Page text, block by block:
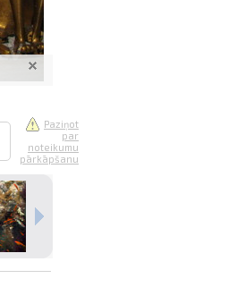
Paziņot
par
noteikumu
pārkāpšanu